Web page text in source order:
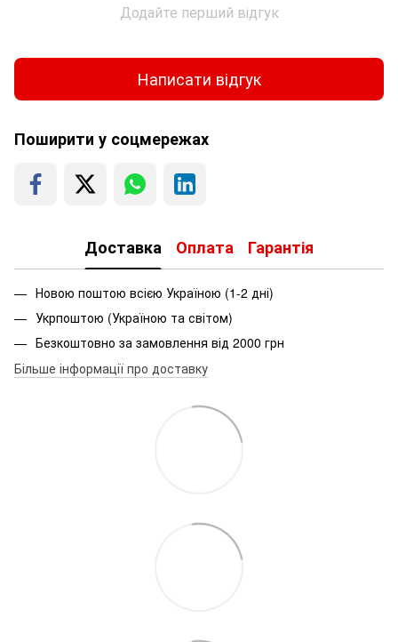
Додайте перший відгук
Написати відгук
Поширити у соцмережах
Доставка Оплата Гарантія
Новою поштою всією Україною (1-2 дні)
Укрпоштою (Україною та світом)
Безкоштовно за замовлення від 2000 грн
Більше інформації про доставку